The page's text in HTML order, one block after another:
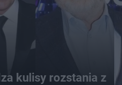
kulisy rozstania z